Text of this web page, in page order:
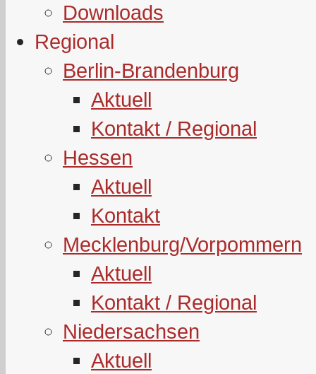
Downloads
Regional
Berlin-Brandenburg
Aktuell
Kontakt / Regional
Hessen
Aktuell
Kontakt
Mecklenburg/Vorpommern
Aktuell
Kontakt / Regional
Niedersachsen
Aktuell